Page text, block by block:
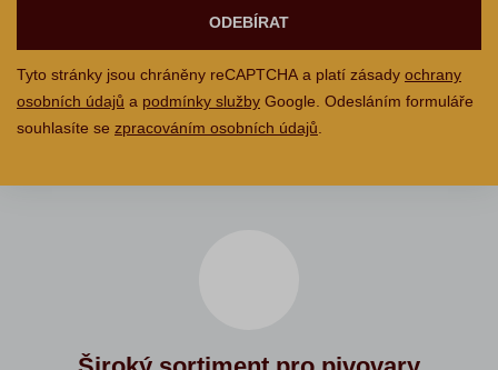
ODEBÍRAT
Tyto stránky jsou chráněny reCAPTCHA a platí zásady ochrany
osobních údajů a podmínky služby Google. Odesláním formuláře
souhlasíte se zpracováním osobních údajů